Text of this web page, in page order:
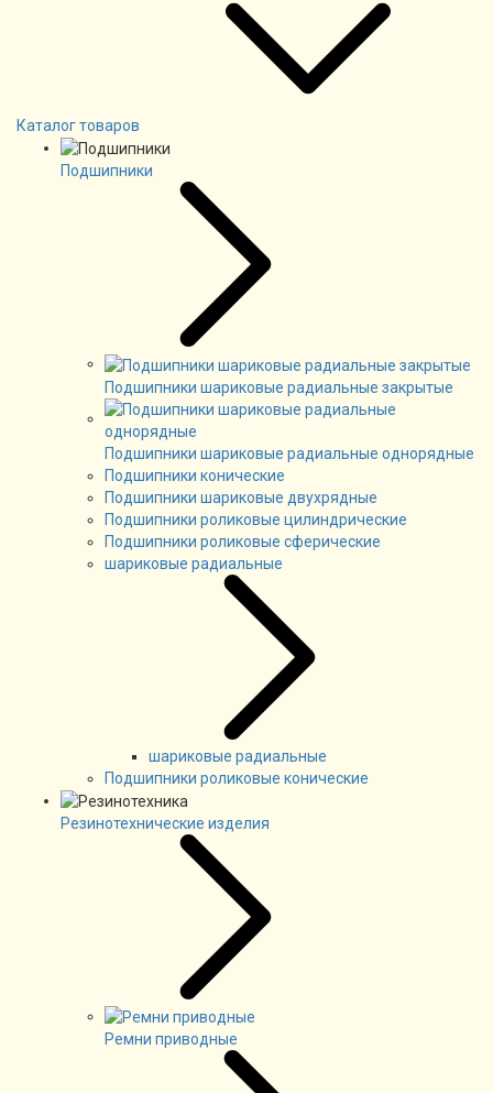
Каталог товаров
Подшипники
Подшипники шариковые радиальные закрытые
Подшипники шариковые радиальные однорядные
Подшипники конические
Подшипники шариковые двухрядные
Подшипники роликовые цилиндрические
Подшипники роликовые сферические
шариковые радиальные
шариковые радиальные
Подшипники роликовые конические
Резинотехнические изделия
Ремни приводные